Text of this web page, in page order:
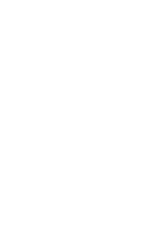
合川局三项措施贯